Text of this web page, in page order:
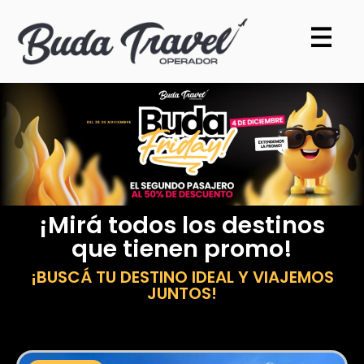
¡Mirá todos los destinos
que tienen promo!
¡BUSCÁ TU DESTINO IDEAL Y VIAJEMOS
JUNTOS!